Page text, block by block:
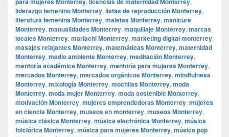
liderazgo femenino Monterrey, listas de reproducción Monterrey,
literatura femenina Monterrey, maletas Monterrey, manicure
Monterrey, manualidades Monterrey, maquillaje Monterrey, marcas
locales Monterrey, mariachi Monterrey, marketing digital monterrey,
masajes relajantes Monterrey, matemáticas Monterrey, maternidad
Monterrey, medio ambiente Monterrey, meditación Monterrey,
mentoría académica Monterrey, mentoría para mujeres Monterrey,
mercados Monterrey, mercados orgánicos Monterrey, mindfulness
Monterrey, mixología Monterrey, mochilas Monterrey, moda
Monterrey, moda mujer Monterrey, moda sostenible Monterrey,
motivación Monterrey, mujeres emprendedoras Monterrey, mujeres
en ciencia Monterrey, museos en monterrey, museos Monterrey,
música clásica Monterrey, música electrónica Monterrey, música
folclórica Monterrey, música para mujeres Monterrey, música pop